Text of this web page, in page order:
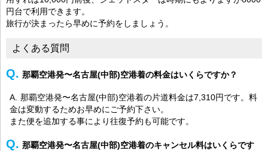
円台で利用できます。
旅行が決まったら早めに予約をしましょう。
よくある質問
那覇空港発〜名古屋(中部)空港着の料金はいくらですか？
那覇空港発〜名古屋(中部)空港着の片道料金は7,310円です。料
金は変動するためお早めにご予約下さい。
また便を追加する事により往復予約も可能です。
那覇空港発〜名古屋(中部)空港着のキャンセル料はいくらです